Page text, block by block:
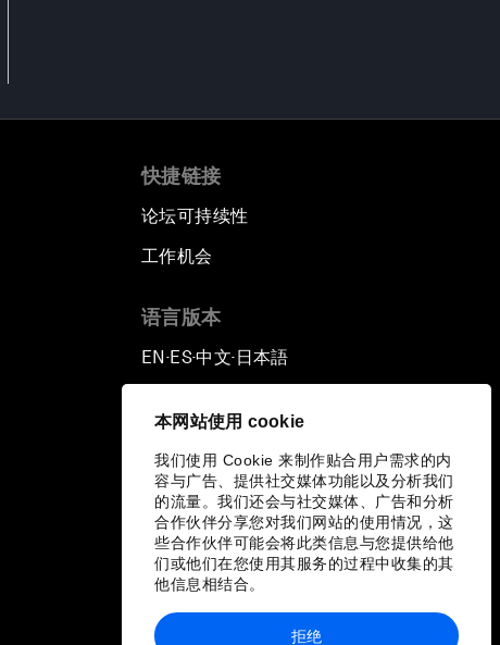
本网站使用 cookie
我们使用 Cookie 来制作贴合用户需求的内
容与广告、提供社交媒体功能以及分析我们
的流量。我们还会与社交媒体、广告和分析
合作伙伴分享您对我们网站的使用情况，这
些合作伙伴可能会将此类信息与您提供给他
们或他们在您使用其服务的过程中收集的其
他信息相结合。
拒绝
快捷链接
论坛可持续性
工作机会
语言版本
EN ▪ES▪中文▪ 日本語